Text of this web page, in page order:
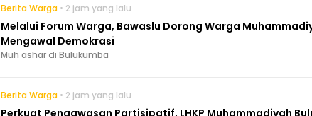
Berita Warga • 2 jam yang lalu
Melalui Forum Warga, Bawaslu Dorong Warga
Mengawal Demokrasi
Muh ashar di Bulukumba
Berita Warga • 2 jam yang lalu